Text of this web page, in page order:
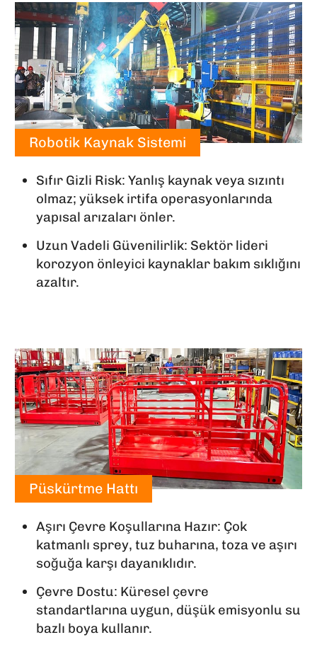
Robotik Kaynak Sistemi
Sıfır Gizli Risk: Yanlış kaynak veya sızıntı
olmaz; yüksek irtifa operasyonlarında
yapısal arızaları önler.
Uzun Vadeli Güvenilirlik: Sektör lideri
korozyon önleyici kaynaklar bakım sıklığını
azaltır.
Püskürtme Hattı
Aşırı Çevre Koşullarına Hazır: Çok
katmanlı sprey, tuz buharına, toza ve aşırı
soğuğa karşı dayanıklıdır.
Çevre Dostu: Küresel çevre
standartlarına uygun, düşük emisyonlu su
bazlı boya kullanır.